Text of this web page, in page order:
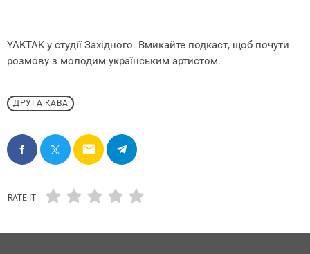
YAKTAK у студії Західного. Вмикайте подкаст, щоб почути
розмову з молодим українським артистом.
ДРУГА КАВА
email
RATE IT